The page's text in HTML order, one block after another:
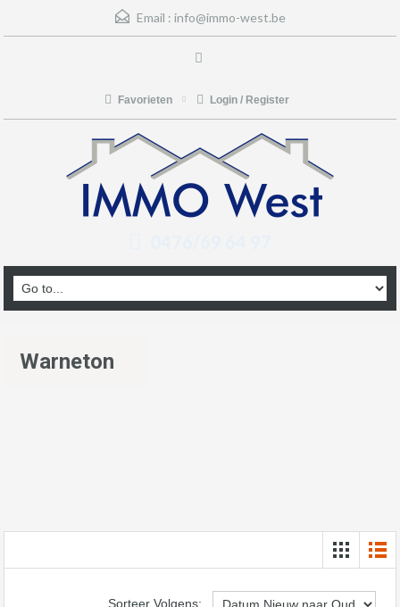
Email : info@immo-west.be
Favorieten Login / Register
Warneton
Sorteer Volgens: